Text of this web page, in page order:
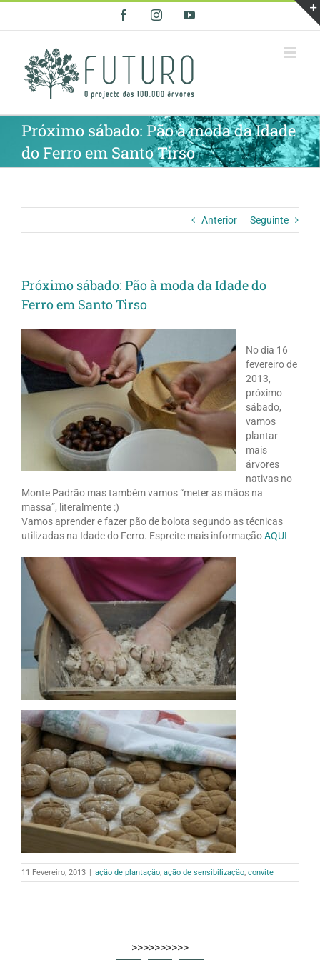
FacebookInstagramYouTube
Próximo sábado: Pão à moda da Idade
do Ferro em Santo Tirso
Anterior Seguinte
Próximo sábado: Pão à moda da Idade do
Ferro em Santo Tirso
No dia 16
fevereiro de
2013,
próximo
sábado,
vamos
plantar
mais
árvores
nativas no
Monte Padrão mas também vamos “meter as mãos na
massa”, literalmente :)
Vamos aprender e fazer pão de bolota segundo as técnicas
utilizadas na Idade do Ferro. Espreite mais informaçãoAQUI
11 Fevereiro, 2013 | ação de plantação, ação de sensibilização, convite
>>>>>>>>>>